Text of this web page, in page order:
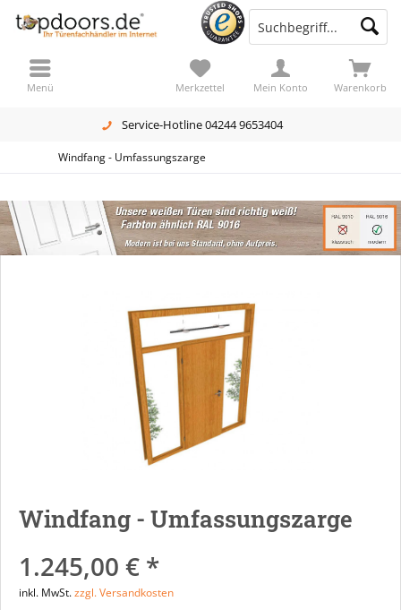
Service-Hotline 04244 9653404
Warenkorb
Merkzettel Mein Konto
Menü
Windfang - Umfassungszarge
Windfang - Umfassungszarge
1.245,00 € *
inkl. MwSt.zzgl. Versandkosten